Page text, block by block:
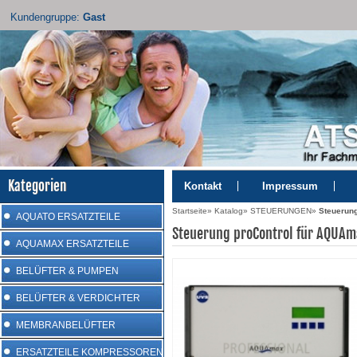
Kundengruppe: Gast
Kategorien
AQUATO ERSATZTEILE
AQUAMAX ERSATZTEILE
BELÜFTER & PUMPEN
BELÜFTER & VERDICHTER
MEMBRANBELÜFTER
ERSATZTEILE KOMPRESSOREN
Kontakt Impressum
Startseite» Katalog» STEUERUNGEN»
Steuerung proControl für